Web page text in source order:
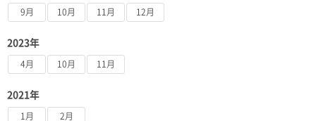
9月 10月 11月 12月
2023年
4月 10月 11月
2021年
1月 2月